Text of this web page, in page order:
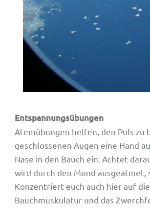
Entspannungsübungen
Atemübungen helfen, den Puls zu
geschlossenen Augen eine Hand
Nase in den Bauch ein. Achtet
wird durch den Mund
Konzentriert euch auch hier auf
Bauchmuskulatur und das